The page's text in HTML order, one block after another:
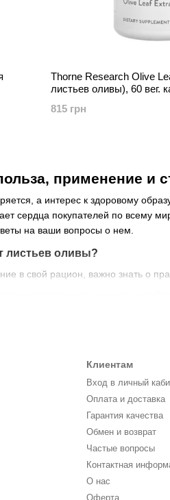
применение и
а интерес к здоровому
сердца покупателей по всему
на ваши вопросы о нем.
листьев оливы?
в свой рацион, важно знать о
от 1 до 3 месяцев.
еще одна добавка. Он
компонентам, таким как
может помочь укрепить ваш
показывают, что экстракт
Thorne Research Olive
листьев оливы), 60 вег.
815 грн
Клиентам
Вход в личный
Оплата и доставка
Гарантия качества
Обмен и возврат
Частые вопросы
Контактная
О нас
Оферта